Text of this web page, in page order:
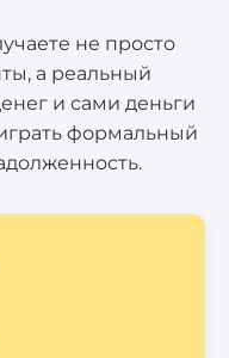
не просто
а реальный
и сами деньги
формальный